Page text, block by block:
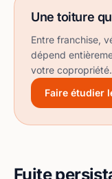
Une toiture
Entre franchise,
dépend
votre copropriété.
Faire étudier
Fuite